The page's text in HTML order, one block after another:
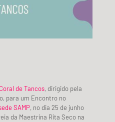
de Tancos, dirigido pela
para um Encontro no
SAMP, no dia 25 de junho
da Maestrina Rita Seco na